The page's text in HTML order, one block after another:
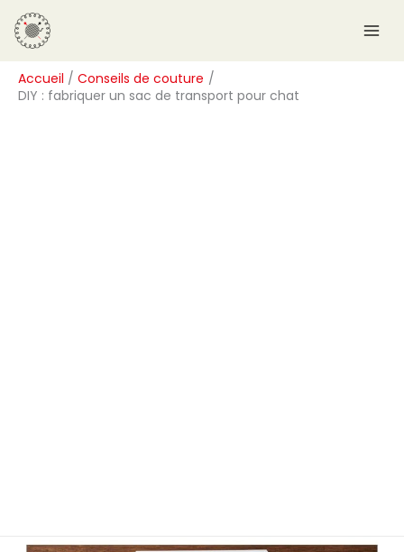
Aller
au
contenu
Accueil
Conseils de couture
DIY : fabriquer un sac de transport pour chat
R
e
c
h